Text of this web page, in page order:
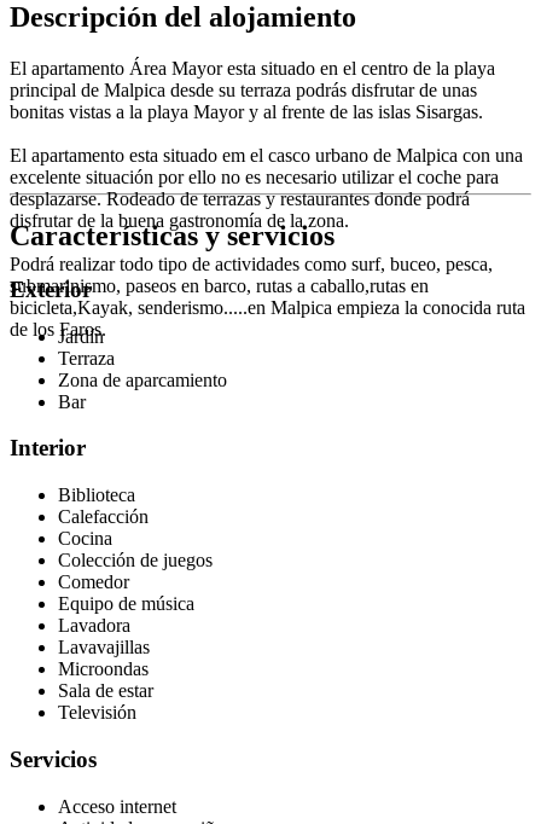
Descripción del alojamiento
El apartamento Área Mayor esta situado en el centro de la playa
principal de Malpica desde su terraza podrás disfrutar de unas
bonitas vistas a la playa Mayor y al frente de las islas Sisargas.
El apartamento esta situado em el casco urbano de Malpica con una
excelente situación por ello no es necesario utilizar el coche para
desplazarse. Rodeado de terrazas y restaurantes donde podrá
disfrutar de la buena gastronomía de la zona.
Podrá realizar todo tipo de actividades como surf, buceo, pesca,
submarinismo, paseos en barco, rutas a caballo,rutas en
bicicleta,Kayak, senderismo.....en Malpica empieza la conocida ruta
de los Faros.
Características y servicios
Exterior
Jardín
Terraza
Zona de aparcamiento
Bar
Interior
Biblioteca
Calefacción
Cocina
Colección de juegos
Comedor
Equipo de música
Lavadora
Lavavajillas
Microondas
Sala de estar
Televisión
Servicios
Acceso internet